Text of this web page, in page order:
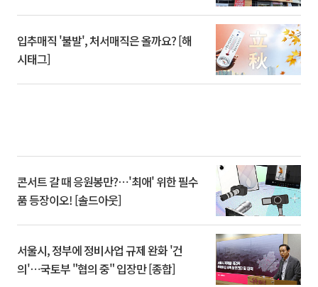
입추매직 '불발', 처서매직은 올까요? [해
시태그]
콘서트 갈 때 응원봉만?⋯'최애' 위한 필수
품 등장이오! [솔드아웃]
서울시, 정부에 정비사업 규제 완화 '건
의'⋯국토부 "협의 중" 입장만 [종합]